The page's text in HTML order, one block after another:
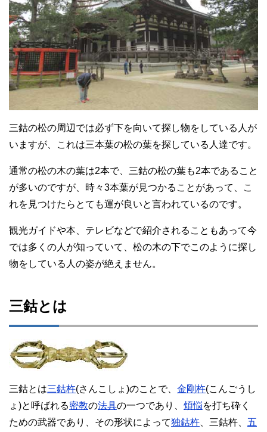
三鈷の松の周辺では必ず下を向いて探し物をしている人が
いますが、これは三本葉の松の葉を探している人達です。
通常の松の木の葉は2本で、三鈷の松の葉も2本であること
が多いのですが、時々3本葉が見つかることがあって、こ
れを見つけたらとても運が良いと言われているのです。
観光ガイドや本、テレビなどで紹介されることもあって今
では多くの人が知っていて、松の木の下でこのように探し
物をしている人の姿が絶えません。
三鈷とは
三鈷とは三鈷杵(さんこしょ)のことで、 金剛杵(こんごうし
ょ)と呼ばれる密教の法具の一つであり、 煩悩を打ち砕く
ための武器であり、その形状によって独鈷杵 、三鈷杵、 五